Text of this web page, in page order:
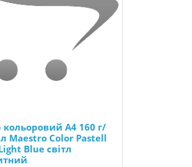
кольоровий А4 160 г/
Maestro Color Pastell
Blue світл